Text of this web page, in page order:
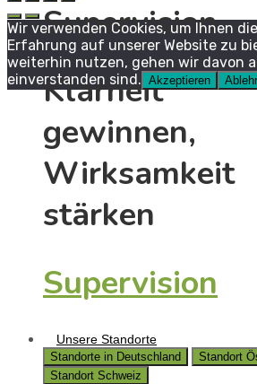
Supervision
Klarheit
gewinnen,
Wirksamkeit
stärken
Supervision
Unsere Standorte
Standorte in Deutschland
Standort
Standort Schweiz
Wir verwenden Cookies, um Ihnen
Erfahrung auf unserer Website zu
weiterhin nutzen, gehen wir davon
einverstanden sind. Akzeptieren